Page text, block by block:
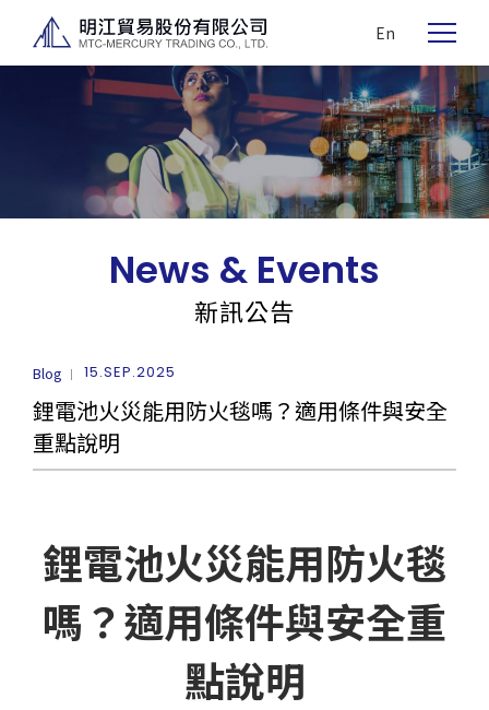
En
News & Events
新訊公告
Blog 15.SEP.2025
鋰電池火災能用防火毯嗎？適用條件與安全
重點說明
鋰電池火災能用防火毯
嗎？適用條件與安全重
點說明